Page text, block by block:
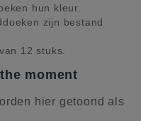
hun kleur.
zijn bestand
12 stuks.
moment
hier getoond als